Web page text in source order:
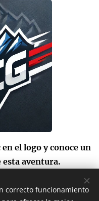
el logo y conoce un
esta aventura.
correcto funcionamiento